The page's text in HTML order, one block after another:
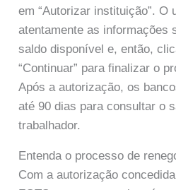
em “Autorizar instituição”. O
atentamente as informações
saldo disponível e, então,
“Continuar” para finalizar o
Após a autorização, os
até 90 dias para consultar o
trabalhador.
Entenda o processo de
Com a autorização